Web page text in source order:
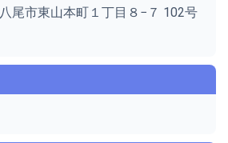
尾市東山本町１丁目８−７ 102号